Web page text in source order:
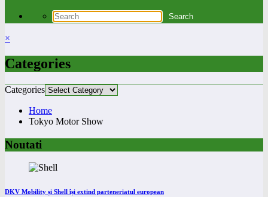
×
Categories
Categories
Home
Tokyo Motor Show
Noutati
DKV Mobility și Shell își extind parteneriatul european